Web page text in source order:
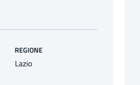
REGIONE
Lazio